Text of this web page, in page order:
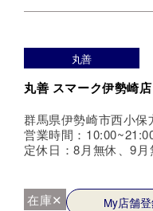
丸善
丸善 スマーク伊勢崎店
群馬県伊勢崎市西小
営業時間：
定休日：8月無休、9月
在庫✕ My店舗